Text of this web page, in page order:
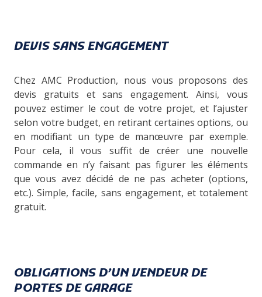
DEVIS SANS ENGAGEMENT
Chez AMC Production, nous vous proposons des
devis gratuits et sans engagement. Ainsi, vous
pouvez estimer le cout de votre projet, et l’ajuster
selon votre budget, en retirant certaines options, ou
en modifiant un type de manœuvre par exemple.
Pour cela, il vous suffit de créer une nouvelle
commande en n’y faisant pas figurer les éléments
que vous avez décidé de ne pas acheter (options,
etc.). Simple, facile, sans engagement, et totalement
gratuit.
OBLIGATIONS D’UN VENDEUR DE
PORTES DE GARAGE